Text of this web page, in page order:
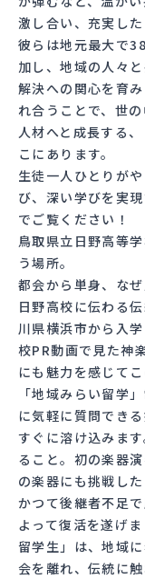
激し合い、充実した
彼らは地元最大で
加し、地域の人々
解決への関心を育
れ合うことで、世
人材へと成長する
こにあります。
生徒一人ひとりが
び、深い学びを実
でご覧ください！
鳥取県立日野高等
う場所。
都会から単身、な
日野高校に伝わる
川県横浜市から入
校PR動画で見た神
にも魅力を感じてこ
「地域みらい留学
に気軽に質問でき
すぐに溶け込みま
ること。初の楽器
の楽器にも挑戦した
かつて後継者不足
よって復活を遂げ
留学生」は、地域
会を離れ、伝統に